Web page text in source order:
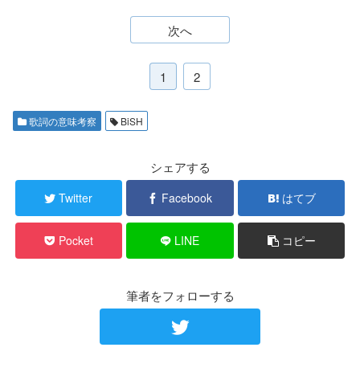
次へ
1 2
歌詞の意味考察 BiSH
シェアする
Twitter Facebook はてブ
Pocket LINE コピー
筆者をフォローする